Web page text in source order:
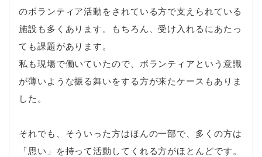
のボランティア活動をされている方で支えられている
施設も多くあります。もちろん、受け入れるにあたっ
ても課題があります。
私も現場で働いていたので、ボランティアという意識
が薄いような振る舞いをする方が来たケースもありま
した。
それでも、そういった方はほんの一部で、多くの方は
「思い」を持って活動してくれる方がほとんどです。